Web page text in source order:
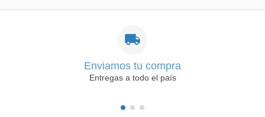
Enviamos tu compra
Entregas a todo el país